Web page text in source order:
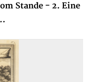
Stande - 2. Eine